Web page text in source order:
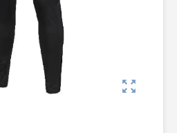
zoom_out_map